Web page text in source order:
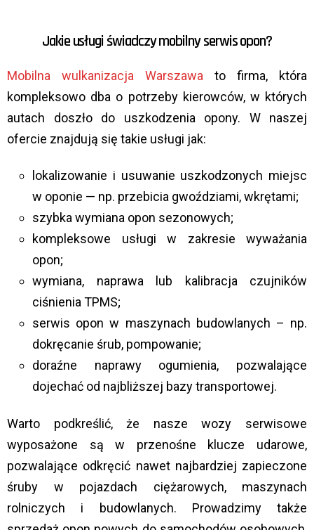
Jakie usługi świadczy mobilny serwis opon?
Mobilna wulkanizacja Warszawa to firma, która
kompleksowo dba o potrzeby kierowców, w których
autach doszło do uszkodzenia opony. W naszej
ofercie znajdują się takie usługi jak:
lokalizowanie i usuwanie uszkodzonych miejsc
w oponie — np. przebicia gwoździami, wkrętami;
szybka wymiana opon sezonowych;
kompleksowe usługi w zakresie wyważania
opon;
wymiana, naprawa lub kalibracja czujników
ciśnienia TPMS;
serwis opon w maszynach budowlanych – np.
dokręcanie śrub, pompowanie;
doraźne naprawy ogumienia, pozwalające
dojechać od najbliższej bazy transportowej.
Warto podkreślić, że nasze wozy serwisowe
wyposażone są w przenośne klucze udarowe,
pozwalające odkręcić nawet najbardziej zapieczone
śruby w pojazdach ciężarowych, maszynach
rolniczych i budowlanych. Prowadzimy także